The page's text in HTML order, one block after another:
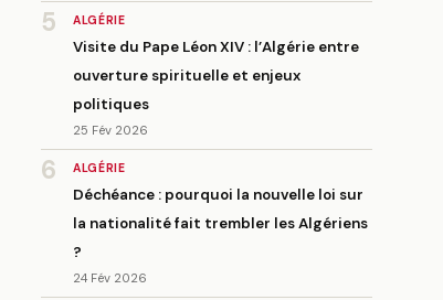
5 ALGÉRIE
Visite du Pape Léon XIV : l’Algérie entre
ouverture spirituelle et enjeux
politiques
25 Fév 2026
6 ALGÉRIE
Déchéance : pourquoi la nouvelle loi sur
la nationalité fait trembler les Algériens
?
24 Fév 2026